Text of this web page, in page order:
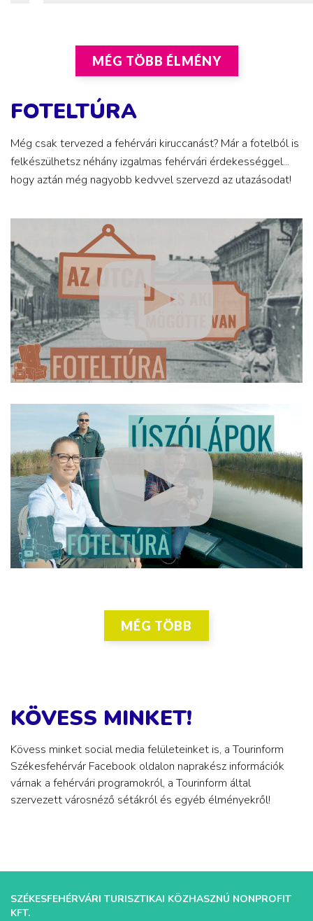
MÉG TÖBB ÉLMÉNY
FOTELTÚRA
Még csak tervezed a fehérvári kiruccanást? Már a fotelból is
felkészülhetsz néhány izgalmas fehérvári érdekességgel...
hogy aztán még nagyobb kedvvel szervezd az utazásodat!
MÉG TÖBB
KÖVESS MINKET!
Kövess minket social media felületeinket is, a Tourinform
Székesfehérvár Facebook oldalon naprakész információk
várnak a fehérvári programokról, a Tourinform által
szervezett városnéző sétákról és egyéb élményekről!
SZÉKESFEHÉRVÁRI TURISZTIKAI KÖZHASZNÚ NONPROFIT
KFT.